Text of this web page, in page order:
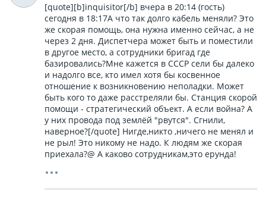
[quote][b]inquisitor[/b] вчера в 20:14 (гость)
сегодня в 18:17А что так долго кабель меняли? Это
же скорая помощь, она нужна именно сейчас, а не
через 2 дня. Диспетчера может быть и поместили
в другое место, а сотрудники бригад где
базировались?Мне кажется в СССР сели бы далеко
и надолго все, кто имел хотя бы косвенное
отношение к возникновению неполадки. Может
быть кого то даже расстреляли бы. Станция скорой
помощи - стратегический объект. А если война? А
у них провода под землёй "рвутся". Сгнили,
наверное?[/quote] Нигде,никто ,ничего не менял и
не рыл! Это никому не надо. К людям же скорая
приехала?@ А каково сотрудникам,это ерунда!